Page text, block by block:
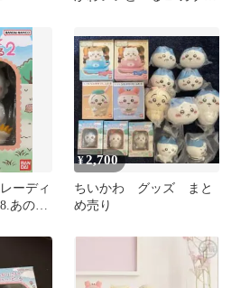
ーディ
あのこ
2」
¥2,700
ちいかわ グッズ まと
め売り